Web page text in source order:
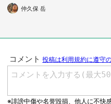
仲久保 岳